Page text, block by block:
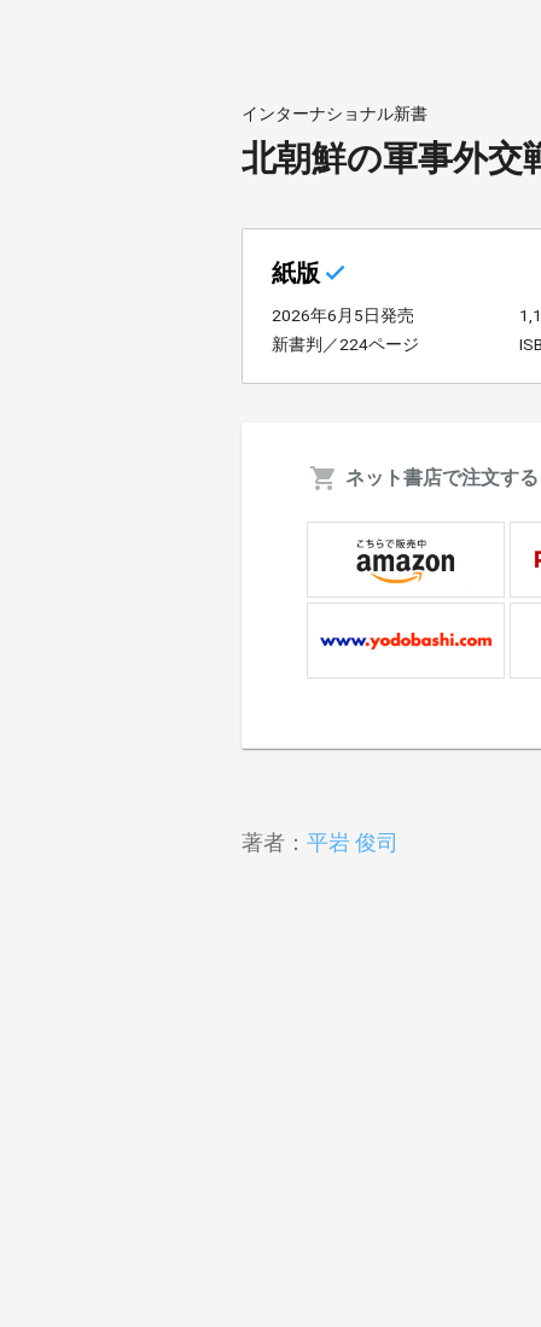
インターナショナル新書
北朝鮮の軍事外交
紙版
2026年6月5日発売
新書判／224ページ
ネット書店で注文する
著者： 平岩 俊司